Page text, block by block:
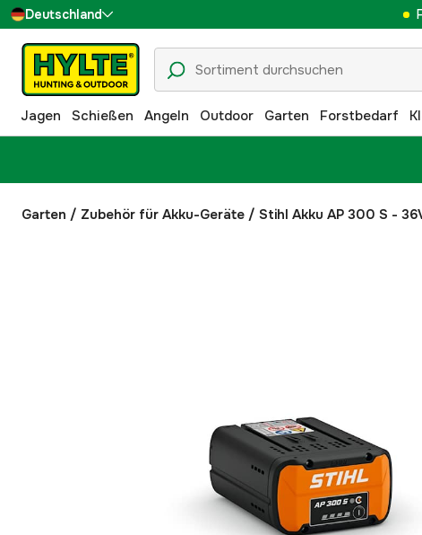
Deutschland
Sverige
Danmark
Suomi
Jagen Schießen Angeln Outdoor Garten Forstbedarf
Garten / Zubehör für Akku-Geräte / Stihl Akku AP 300 S -